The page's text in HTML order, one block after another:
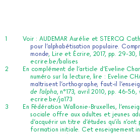
Voir : AUDEMAR Aurélie et STERCQ
pour l’alphabétisation populaire.
monde, Lire et Écrire, 2017, pp. 29-30,
ecrire.be/balises
En complément de l’article d’Eveline
numéro sur la lecture, lire : Eveline
maîtrisent l’orthographe, faut-il
de l’alpha, n°173, avril 2010, pp. 46-
ecrire.be/ja173
En Fédération Wallonie-Bruxelles,
sociale offre aux adultes et jeunes
d’acquérir un titre d’études qu’ils
formation initiale. Cet enseignement